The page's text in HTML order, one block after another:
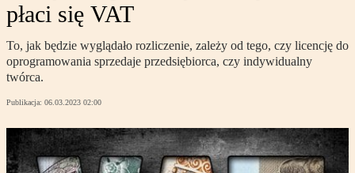
płaci się VAT
To, jak będzie wyglądało rozliczenie, zależy od tego, czy licencję do
oprogramowania sprzedaje przedsiębiorca, czy indywidualny
twórca.
Publikacja: 06.03.2023 02:00